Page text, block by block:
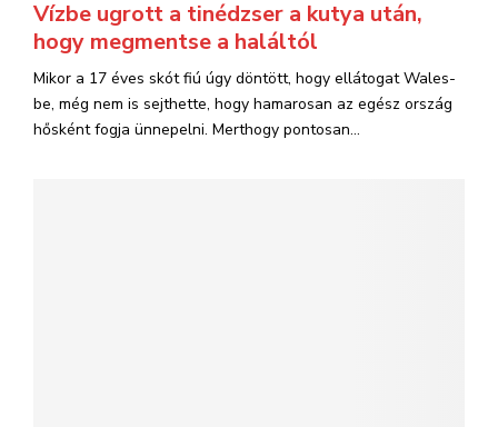
Vízbe ugrott a tinédzser a kutya után,
hogy megmentse a haláltól
Mikor a 17 éves skót fiú úgy döntött, hogy ellátogat Wales-
be, még nem is sejthette, hogy hamarosan az egész ország
hősként fogja ünnepelni. Merthogy pontosan...